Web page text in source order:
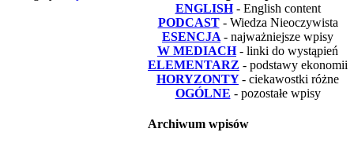
ENGLISH - English content
PODCAST - Wiedza Nieoczywista
ESENCJA - najważniejsze wpisy
W MEDIACH - linki do wystąpień
ELEMENTARZ - podstawy ekonomii
HORYZONTY - ciekawostki różne
OGÓLNE - pozostałe wpisy
Archiwum wpisów